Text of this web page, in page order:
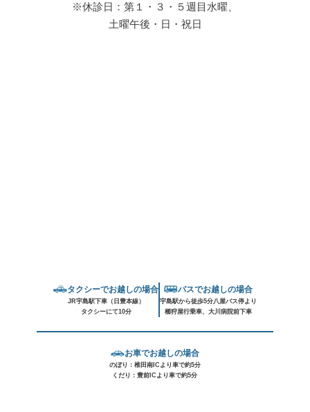
※休診日：第１・３・５週目水曜、
土曜午後・日・祝日
タクシーでお越しの場合
JR宇島駅下車（日豊本線）
タクシーにて10分
バスでお越しの場合
宇島駅から徒歩5分八屋バス停より
櫛狩屋行乗車、大川病院前下車
お車でお越しの場合
のぼり：椎田南ICより車で約5分
くだり：豊前ICより車で約5分